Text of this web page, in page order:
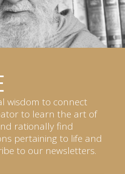
wisdom to connect
to learn the art of
rationally find
pertaining to life and
to our newsletters.